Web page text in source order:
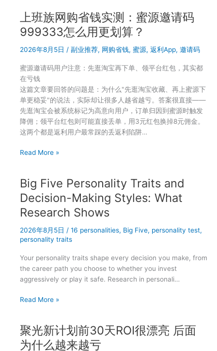
码
7625568
两
省
多
少？
亲
测
记
录
了
一
时
没
省
到
钱？
邀
请
码
也
不
了
的
几
习
惯
上班族网购省钱实测：蜜源邀请码
999333怎么用更划算？
2026年8月5日 / 副业推荐, 网购省钱, 蜜源, 返利App, 邀请码
蜜源邀请码用户注意：先逛淘宝再下单、领平台红包，其实都
在亏钱
这篇文章要回答的问题是：为什么"先逛淘宝收藏、再上蜜源下
单更稳妥"的说法，实际却让很多人越省越亏。答案很直接——
先逛淘宝会被系统标记为高意向用户，订单归因到蜜源时触发
降佣；领平台红包则可能直接丢单，用3元红包换掉8元佣金。
这两个都是返利用户最常踩的丢返利陷阱…
上
网
购
钱
实
测：
源
邀
请
999333
用
更
Read More »
Big Five Personality Traits and
Decision-Making Styles: What
Research Shows
2026年8月5日 / 16 personalities, Big Five, personality test,
personality traits
Your personality traits shape every decision you make, from
the career path you choose to whether you invest
aggressively or play it safe. Research in personali…
Big
Traits
and
Read More »
聚光新计划前30天ROI很漂亮 后面
为什么越来越亏